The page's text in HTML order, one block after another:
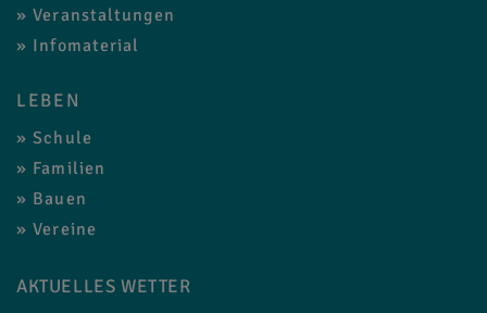
Veranstaltungen
Infomaterial
LEBEN
Schule
Familien
Bauen
Vereine
AKTUELLES WETTER